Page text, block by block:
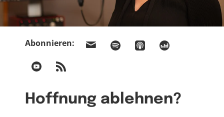
Abonnieren:
Hoffnung ablehnen?